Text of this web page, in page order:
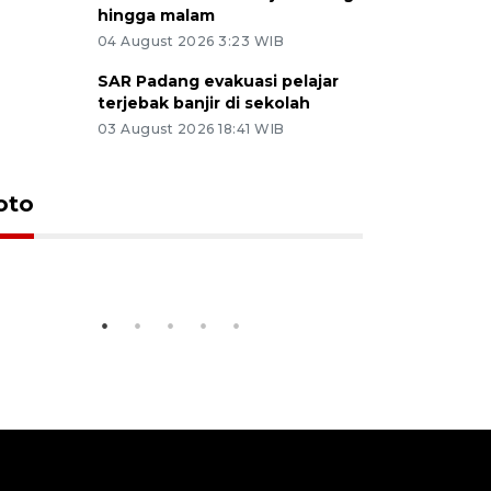
hingga malam
04 August 2026 3:23 WIB
SAR Padang evakuasi pelajar
terjebak banjir di sekolah
03 August 2026 18:41 WIB
Kendari di Padang
8 jam lalu